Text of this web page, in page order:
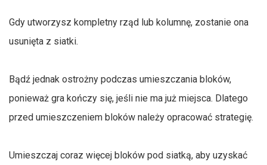
Gdy utworzysz kompletny rząd lub kolumnę, zostanie ona
usunięta z siatki.
Bądź jednak ostrożny podczas umieszczania bloków,
ponieważ gra kończy się, jeśli nie ma już miejsca. Dlatego
przed umieszczeniem bloków należy opracować strategię.
Umieszczaj coraz więcej bloków pod siatką, aby uzyskać